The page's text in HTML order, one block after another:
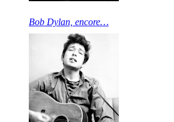
Bob Dylan, encore…